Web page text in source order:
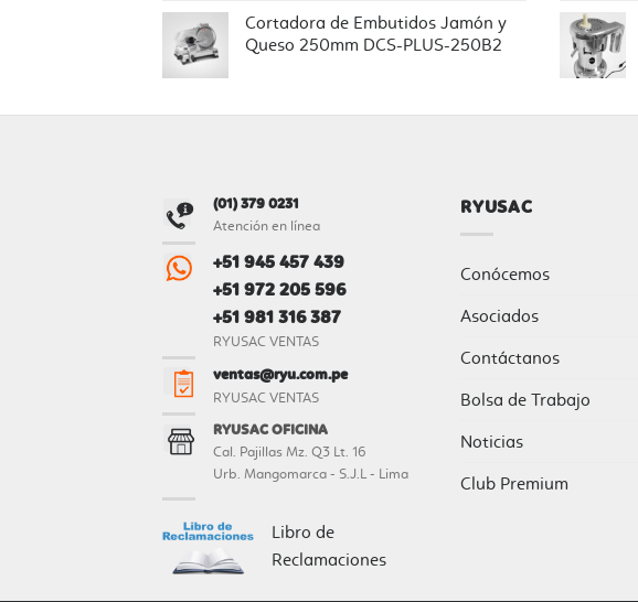
Cortadora de Embutidos Jamón y
Queso 250mm DCS-PLUS-250B2
(01) 379 0231
Atención en línea
+51 945 457 439
+51 972 205 596
+51 981 316 387
RYUSAC VENTAS
ventas@ryu.com.pe
RYUSAC VENTAS
RYUSAC OFICINA
Cal. Pajillas Mz. Q3 Lt. 16
Urb. Mangomarca - S.J.L - Lima
Libro de
Reclamaciones
RYUSAC
Conócemos
Asociados
Contáctanos
Bolsa de Trabajo
Noticias
Club Premium